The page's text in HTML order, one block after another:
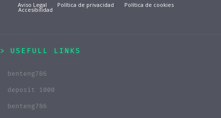
Aviso Legal Política de privacidad Política de cookies
Accesibilidad
USEFULL LINKS
benteng786
deposit 1000
benteng786